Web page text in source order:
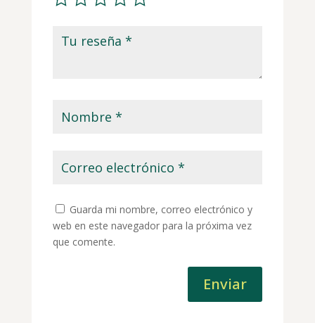
Guarda mi nombre, correo electrónico y
web en este navegador para la próxima vez
que comente.
Enviar